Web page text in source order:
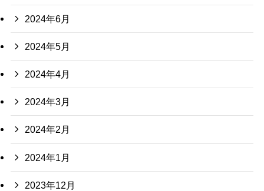
2024年6月
2024年5月
2024年4月
2024年3月
2024年2月
2024年1月
2023年12月